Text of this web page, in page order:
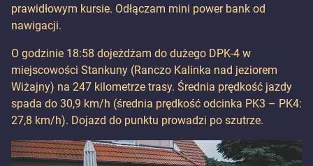
prawidłowym kursie. Odłączam mini power bank od
nawigacji.
O godzinie 18:58 dojeżdżam do dużego DPK-4 w
miejscowości Stankuny (Ranczo Kalinka nad jeziorem
Wiżajny) na 247 kilometrze trasy. Średnia prędkość jazdy
spada do 30,9 km/h (średnia prędkość odcinka PK3 – PK4:
27,8 km/h). Dojazd do punktu prowadzi po szutrze.